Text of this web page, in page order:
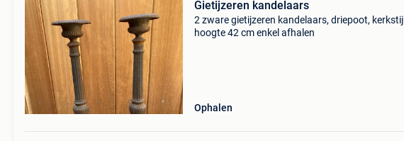
Gietijzeren kandelaars
2 zware gietijzeren kandelaars, driepoot, kerkstijl
hoogte 42 cm enkel afhalen
Ophalen